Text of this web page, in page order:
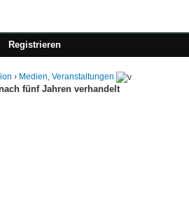
Registrieren
› Medien, Veranstaltungen
fünf Jahren verhandelt